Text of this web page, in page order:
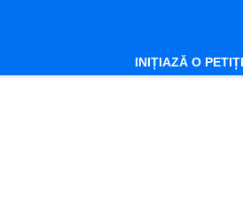
INIȚIAZĂ O